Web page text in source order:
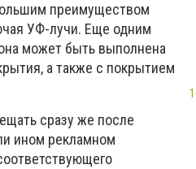
преимуществом
УФ-лучи. Еще одним
может быть выполнена
а также с покрытием
сразу же после
ином рекламном